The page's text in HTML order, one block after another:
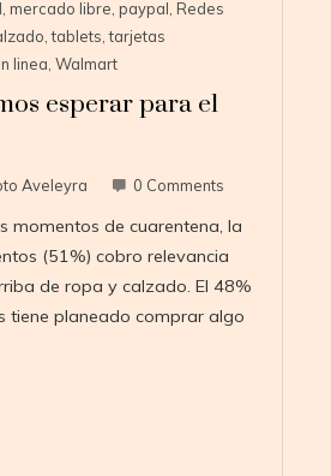
mercado libre paypal Redes
,tablets ,tarjetas
linea Walmart
esperar para el
Aveleyra 0 Comments
momentos de cuarentena, la
(51%) cobro relevancia
de ropa y calzado. El 48%
tiene planeado comprar algo